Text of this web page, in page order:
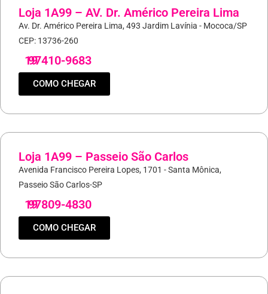
Loja 1A99 – AV. Dr. Américo Pereira Lima
Av. Dr. Américo Pereira Lima, 493 Jardim Lavínia - Mococa/SP
CEP: 13736-260
19
97410-9683
COMO CHEGAR
Loja 1A99 – Passeio São Carlos
Avenida Francisco Pereira Lopes, 1701 - Santa Mônica,
Passeio São Carlos-SP
19
97809-4830
COMO CHEGAR